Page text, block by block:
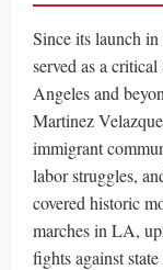
Since its launch
served as a
Angeles and
Martinez
immigrant
labor struggles,
covered historic
marches in LA,
fights against